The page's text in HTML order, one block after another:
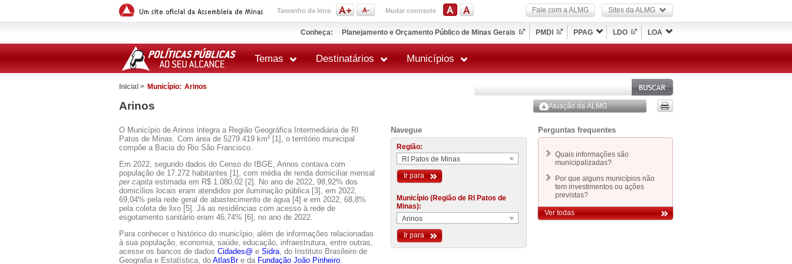
Tamanho da letra Mudar contraste Fale com a ALMG Sites da ALMG
Planejamento e Orçamento Público de Minas Gerais PMDI PPAG LDO LOA
Conheça:
Temas Destinatários Municípios
Inicial > Município: Arinos
Arinos Atuação da ALMG
O Município de Arinos integra a Região Geográfica Intermediária de RI
Patos de Minas. Com área de 5279.419 km² [1], o território municipal
compõe a Bacia do Rio São Francisco.
Em 2022, segundo dados do Censo do IBGE, Arinos contava com
população de 17.272 habitantes [1], com média de renda domiciliar mensal
per capita estimada em R$ 1.080,02 [2]. No ano de 2022, 98,92% dos
domicílios locais eram atendidos por iluminação pública [3], em 2022,
69,04% pela rede geral de abastecimento de água [4] e em 2022, 68,8%
pela coleta de lixo [5]. Já as residências com acesso à rede de
esgotamento sanitário eram 46,74% [6], no ano de 2022.
Para conhecer o histórico do município, além de informações relacionadas
à sua população, economia, saúde, educação, infraestrutura, entre outras,
acesse os bancos de dados Cidades@ e Sidra, do Instituto Brasileiro de
Geografia e Estatística, do AtlasBre da Fundação João Pinheiro.
Navegue
Região:
RI Patos de Minas
Ir para
Município (Região de RI Patos de
Minas):
Arinos
Ir para
Perguntas frequentes
Quais informações são
municipalizadas?
Por que alguns municípios não
tem investimentos ou ações
previstas?
Ver todas